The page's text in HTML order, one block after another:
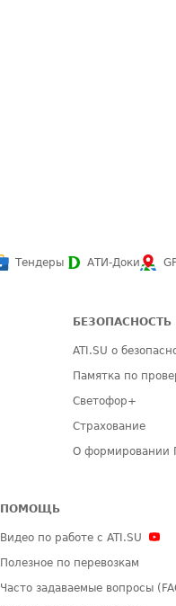
Тендеры АТИ-Доки
БЕЗОПАСНОСТЬ
ATI.SU о
Памятка по
Светофор+
Страхование
О формировании
ПОМОЩЬ
Видео по работе с ATI.SU
Полезное по перевозкам
Часто задаваемые вопросы